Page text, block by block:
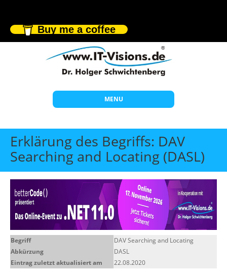
Buy me a coffee
MENU
Start
Themen
Beratung
Individuelle Schulungen
Offene Seminare
Wissen
Erklärung des Begriffs: DAV
Searching and Locating (DASL)
Begriff
DAV Searching and Locating
Abkürzung
DASL
Eintrag zuletzt aktualisiert am
22.08.2020